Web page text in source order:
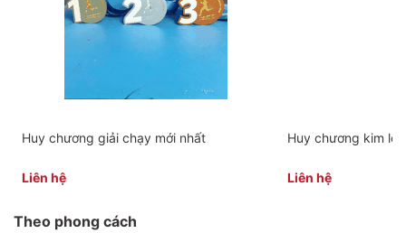
Huy chương giải chạy mới nhất
Liên hệ
Huy chương kim
Liên hệ
Theo phong cách